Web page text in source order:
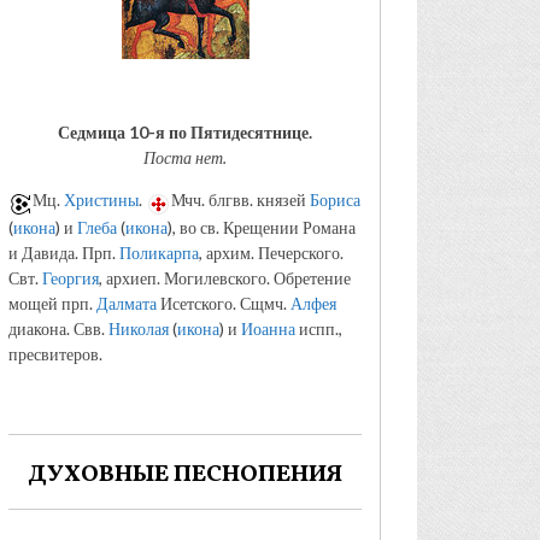
Седмица 10-я по Пятидесятнице.
Поста нет.
Мц. Христины. Мчч. блгвв. князей Бориса
(икона) и Глеба(икона), во св. Крещении Романа
и Давида. Прп.Поликарпа, архим. Печерского.
Свт.Георгия, архиеп. Могилевского. Обретение
мощей прп. ДалматаИсетского. Сщмч. Алфея
диакона. Свв.Николая(икона) и Иоаннаиспп.,
пресвитеров.
ДУХОВНЫЕ ПЕСНОПЕНИЯ